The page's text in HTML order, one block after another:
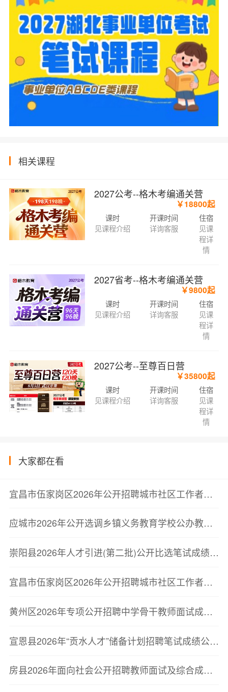
相关课程
2027公考--格木考编通关营
￥18800起
课时
见课程介绍
开课时间
详询客服
住宿
见课
程详
情
2027省考--格木考编通关营
￥9800起
课时
见课程介绍
开课时间
详询客服
住宿
见课
程详
情
2027公考--至尊百日营
￥35800起
课时
见课程介绍
开课时间
详询客服
住宿
见课
程详
情
大家都在看
宜昌市伍家岗区2026年公开招聘城市社区工作者笔试成绩及最低合格分数线公告
应城市2026年公开选调乡镇义务教育学校公办教师到城区学校任教成绩及排名公告
崇阳县2026年人才引进(第二批)公开比选笔试成绩公告
宜昌市伍家岗区2026年公开招聘城市社区工作者笔试成绩及最低合格分数线公告
黄州区2026年专项公开招聘中学骨干教师面试成绩及综合成绩排名公告
宣恩县2026年“贡水人才”储备计划招聘笔试成绩公示及第二批次面试资格复审公告
房县2026年面向社会公开招聘教师面试及综合成绩公告